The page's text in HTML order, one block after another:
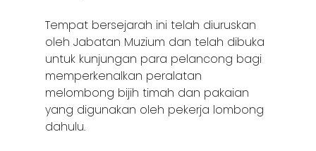
Tempat bersejarah ini telah diuruskan
oleh Jabatan Muzium dan telah dibuka
untuk kunjungan para pelancong bagi
memperkenalkan peralatan
melombong bijih timah dan pakaian
yang digunakan oleh pekerja lombong
dahulu.